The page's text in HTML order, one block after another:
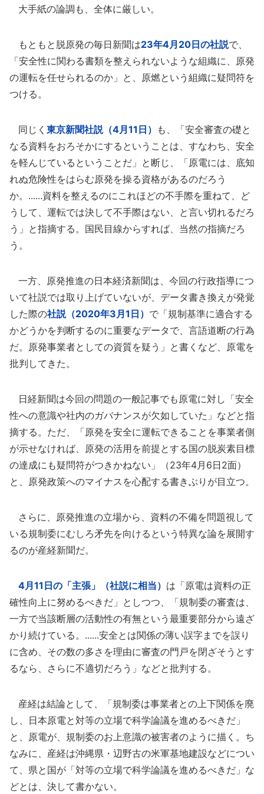
大手紙の論調も、全体に厳しい。
もともと脱原発の毎日新聞は23年4月20日の社説で、
「安全性に関わる書類を整えられないような組織に、原発
の運転を任せられるのか」と、原燃という組織に疑問符を
つける。
同じく 東京新聞社説（4月11日） も、「安全審査の礎と
なる資料をおろそかにするということは、すなわち、安全
を軽んじているということだ」と断じ、「原電には、底知
れぬ危険性をはらむ原発を操る資格があるのだろう
か。......資料を整えるのにこれほどの不手際を重ねて、ど
うして、運転では決して不手際はない、と言い切れるだろ
う」と指摘する。国民目線からすれば、当然の指摘だろ
う。
一方、原発推進の日本経済新聞は、今回の行政指導につ
いて社説では取り上げていないが、データ書き換えが発覚
した際の社説（2020年3月1日） で「規制基準に適合する
かどうかを判断するのに重要なデータで、言語道断の行為
だ。原発事業者としての資質を疑う」と書くなど、原電を
批判してきた。
日経新聞は今回の問題の一般記事でも原電に対し「安全
性への意識や社内のガバナンスが欠如していた」などと指
摘する。ただ、「原発を安全に運転できることを事業者側
が示せなければ、原発の活用を前提とする国の脱炭素目標
の達成にも疑問符がつきかねない」（23年4月6日2面）
と、原発政策へのマイナスを心配する書きぶりが目立つ。
さらに、原発推進の立場から、資料の不備を問題視して
いる規制委にむしろ矛先を向けるという特異な論を展開す
るのが産経新聞だ。
4月11日の「主張」（社説に相当） は「原電は資料の正
確性向上に努めるべきだ」としつつ、「規制委の審査は、
一方で当該断層の活動性の有無という最重要部分から遠ざ
かり続けている。......安全とは関係の薄い誤字までを誤り
に含め、その数の多さを理由に審査の門戸を閉ざそうとす
るなら、さらに不適切だろう」などと批判する。
産経は結論として、「規制委は事業者との上下関係を廃
し、日本原電と対等の立場で科学論議を進めるべきだ」
と、原電が、規制委のお上意識の被害者のように描く。ち
なみに、産経は沖縄県・辺野古の米軍基地建設などについ
て、県と国が「対等の立場で科学論議を進めるべきだ」な
どとは、決して書かない。